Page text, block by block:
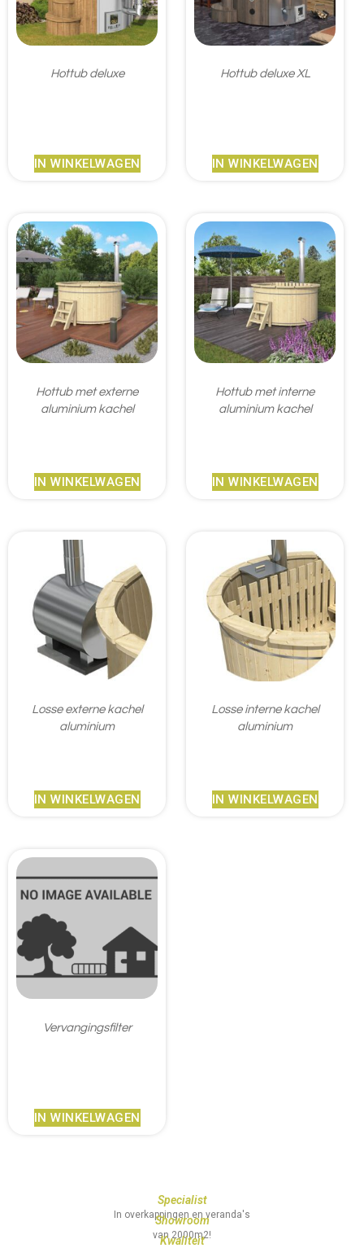
Hottub deluxe
IN WINKELWAGEN
Hottub deluxe XL
IN WINKELWAGEN
Hottub met externe
aluminium kachel
IN WINKELWAGEN
Hottub met interne
aluminium kachel
IN WINKELWAGEN
Losse externe kachel
aluminium
IN WINKELWAGEN
Losse interne kachel
aluminium
IN WINKELWAGEN
Vervangingsfilter
IN WINKELWAGEN
Specialist
In overkappingen en veranda's
Showroom
van 2000m2!
Kwaliteit